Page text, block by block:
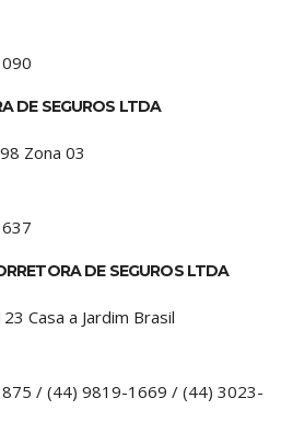
DE SEGUROS LTDA
Zona 03
DE SEGUROS LTDA
Casa a Jardim Brasil
/ (44) 9819-1669 / (44) 3023-